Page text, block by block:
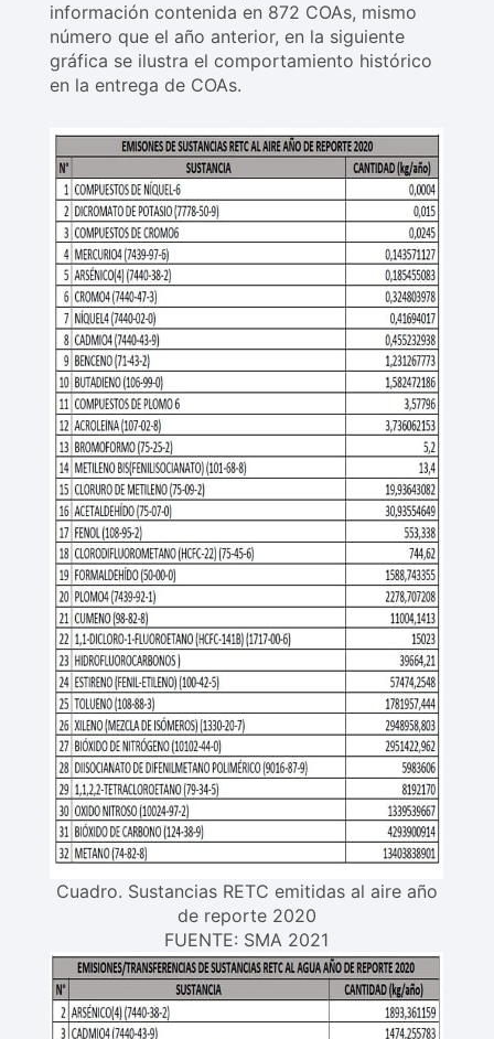
información contenida en 872 COAs, mismo
número que el año anterior, en la siguiente
gráfica se ilustra el comportamiento histórico
en la entrega de COAs.
Cuadro. Sustancias RETC emitidas al aire año
de reporte 2020
FUENTE: SMA 2021